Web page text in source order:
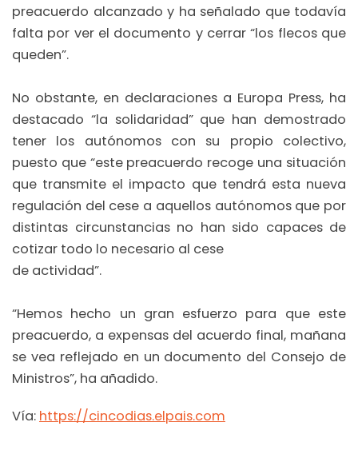
preacuerdo alcanzado y ha señalado que todavía
falta por ver el documento y cerrar “los flecos que
queden”.
No obstante, en declaraciones a Europa Press, ha
destacado “la solidaridad” que han demostrado
tener los autónomos con su propio colectivo,
puesto que “este preacuerdo recoge una situación
que transmite el impacto que tendrá esta nueva
regulación del cese a aquellos autónomos que por
distintas circunstancias no han sido capaces de
cotizar todo lo necesario al cese
de actividad”.
“Hemos hecho un gran esfuerzo para que este
preacuerdo, a expensas del acuerdo final, mañana
se vea reflejado en un documento del Consejo de
Ministros”, ha añadido.
Vía: https://cincodias.elpais.com